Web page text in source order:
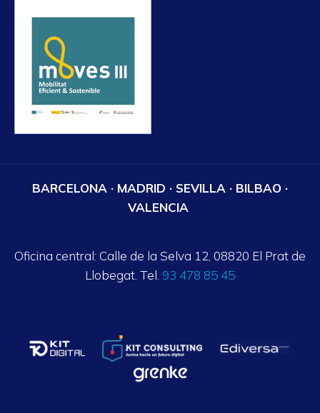
BARCELONA · MADRID · SEVILLA · BILBAO ·
VALENCIA
Oficina central: Calle de la Selva 12, 08820 El Prat de
Llobegat. Tel. 93 478 85 45